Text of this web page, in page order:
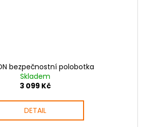
bezpečnostní polobotka
Skladem
3 099 Kč
DETAIL